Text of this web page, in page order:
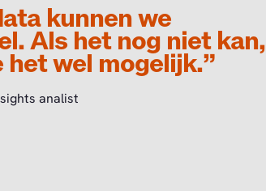
kunnen we
Als het nog niet kan,
het wel mogelijk.”
analist